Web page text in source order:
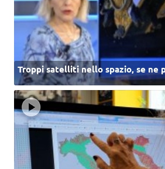
Troppi satelliti nello spazio, se ne